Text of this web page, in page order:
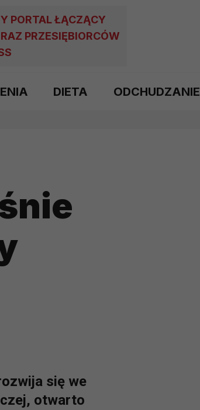
PORTAL ŁĄCZĄCY
PRZESIĘBIORCÓW
DIETA ODCHUDZANIE
się we
otwarto